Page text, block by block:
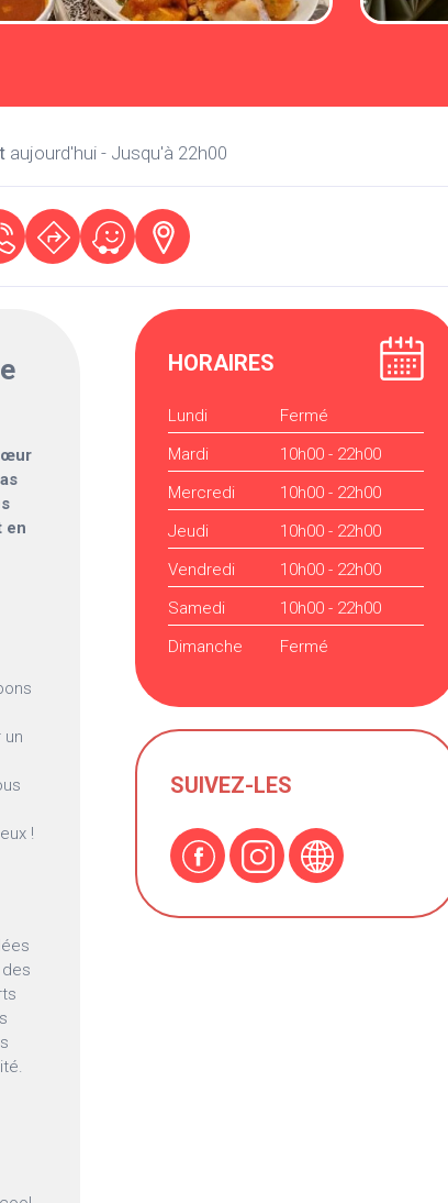
aujourd'hui - Jusqu'à 22h00
en
un
!
HORAIRES
Lundi
Fermé
Mardi
10h00 - 22h00
Mercredi
10h00 - 22h00
Jeudi
10h00 - 22h00
Vendredi
10h00 - 22h00
Samedi
10h00 - 22h00
Dimanche
Fermé
SUIVEZ-LES